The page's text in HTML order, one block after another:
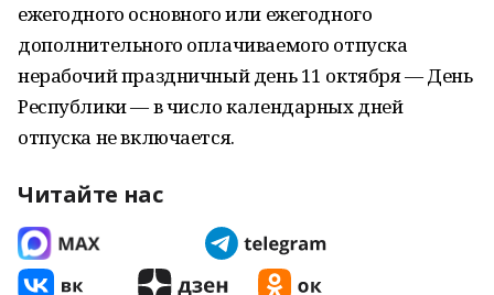
ежегодного основного или ежегодного
дополнительного оплачиваемого отпуска
нерабочий праздничный день 11 октября — День
Республики — в число календарных дней
отпуска не включается.
Читайте нас